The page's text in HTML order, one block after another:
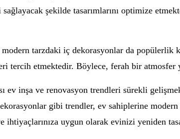
sağlayacak şekilde tasarımlarını optimize
tarzdaki iç dekorasyonlar da popülerlik
tercih etmektedir. Böylece, ferah bir atmosfer
ev inşa ve renovasyon trendleri sürekli
gibi trendler, ev sahiplerine
ihtiyaçlarınıza uygun olarak evinizi yeniden